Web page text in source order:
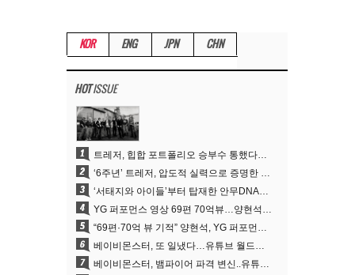
KOR ENG JPN CHN
HOTISSUE
1 트레저, 힙합 포트폴리오 승부수 통했다…데뷔 6주년 새 도약
2 ‘6주년’ 트레저, 압도적 실력으로 증명한 ‘YG의 보물’ 진가
3 ‘서태지와 아이들’부터 탑재한 안무DNA…양현석, YG 퍼포먼스 비디오 70억 뷰 신화의 시작
4 YG 퍼포먼스 영상 69편 70억뷰…양현석 제작 철학 통했다
5 “69편·70억 뷰 기적” 양현석, YG 퍼포먼스 비디오 100% 직접 만든 이유
6 베이비몬스터, 또 일냈다…유튜브 월드와이드 1위
7 베이비몬스터, 뱀파이어 파격 변신..유튜브 트렌딩 1위 직행